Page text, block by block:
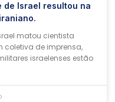
de Israel resultou na
matou cientista
coletiva de imprensa,
israelenses estão